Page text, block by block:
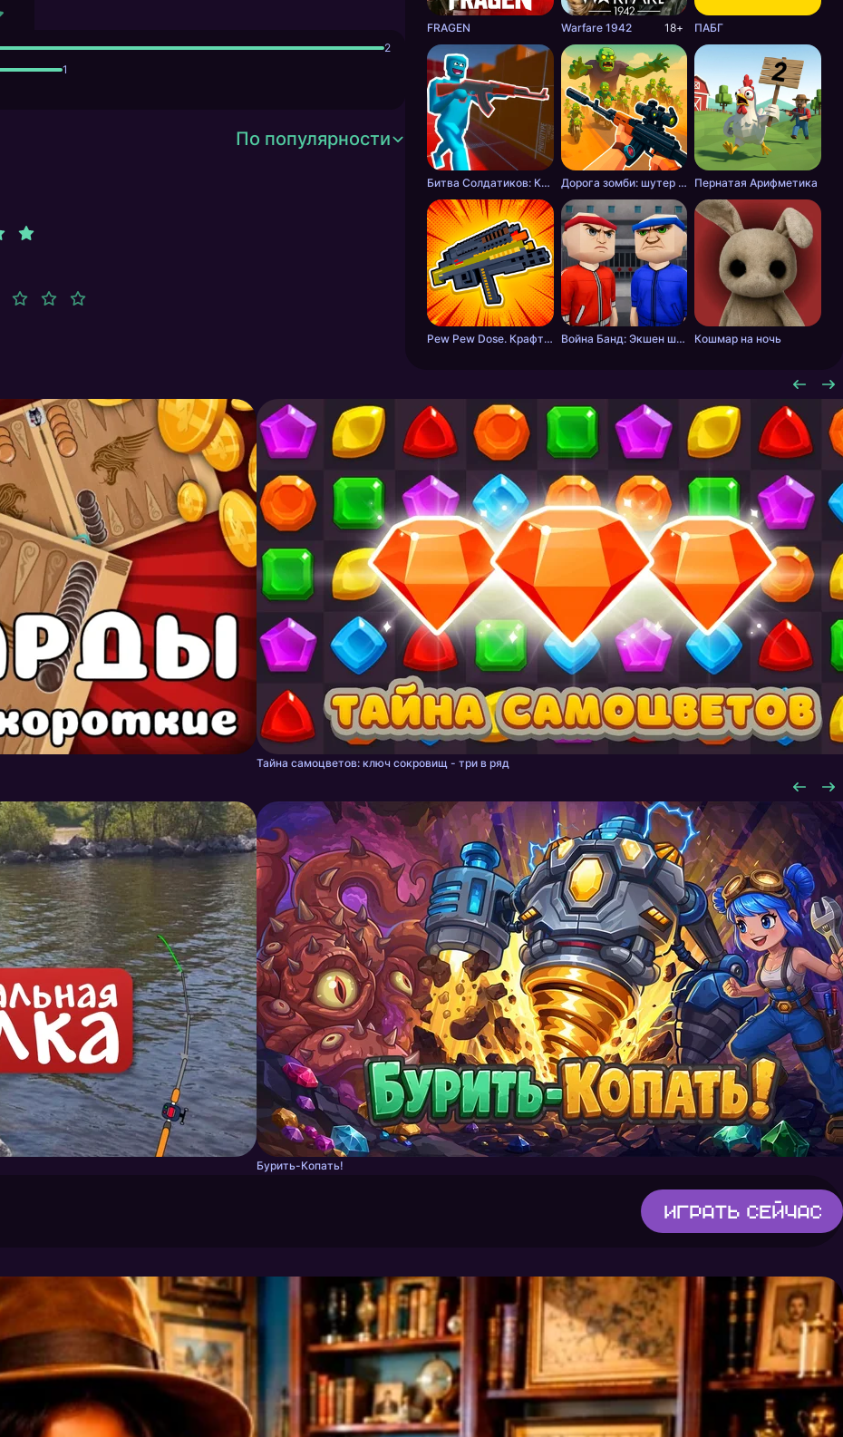
2
1
По популярности
FRAGEN Warfare 1942 18+ ПАБГ
Битва Солдатиков: Красные против Синих Дорога зомби: шутер с разрушениями Пернатая Арифметика
Pew Pew Dose. Крафт оружия Война Банд: Экшен шутер Кошмар на ночь
Тайна самоцветов: ключ сокровищ - три в ряд
Бурить-Копать!
Играть сейчас